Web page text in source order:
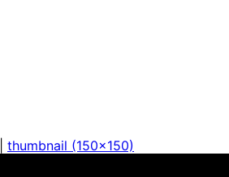
thumbnail (150x150)